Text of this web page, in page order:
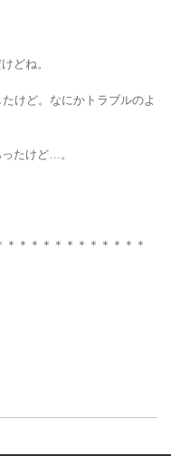
どね。
けど。なにかトラブルのよ
たけど…。
＊＊＊＊＊＊＊＊＊＊＊